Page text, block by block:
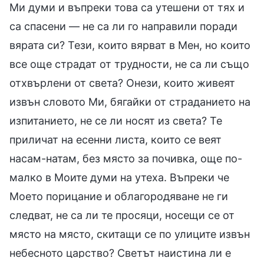
Ми думи и въпреки това са утешени от тях и
са спасени — не са ли го направили поради
вярата си? Тези, които вярват в Мен, но които
все още страдат от трудности, не са ли също
отхвърлени от света? Онези, които живеят
извън словото Ми, бягайки от страданието на
изпитанието, не се ли носят из света? Те
приличат на есенни листа, които се веят
насам-натам, без място за почивка, още по-
малко в Моите думи на утеха. Въпреки че
Моето порицание и облагородяване не ги
следват, не са ли те просяци, носещи се от
място на място, скитащи се по улиците извън
небесното царство? Светът наистина ли е